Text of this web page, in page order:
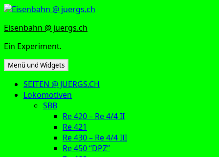
Zum
springen
Eisenbahn @ juergs.ch
Ein Experiment.
Menü und Widgets
SEITEN @ JUERGS.CH
Lokomotiven
SBB
Re 420 – Re 4/4 II
Re 421
Re 430 – Re 4/4 III
Re 450 “DPZ”